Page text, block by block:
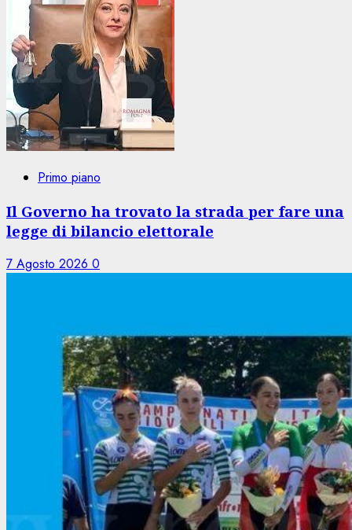
Primo piano
Il Governo ha trovato la strada per fare una
legge di bilancio elettorale
7 Agosto 2026 0